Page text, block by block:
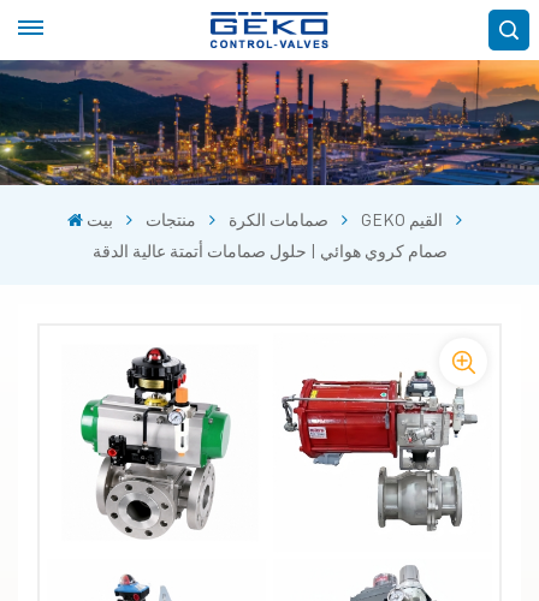
بيت منتجات صمامات الكرة
GEKO القيم
صمام كروي هوائي | حلول صمامات أتمتة عالية الدقة